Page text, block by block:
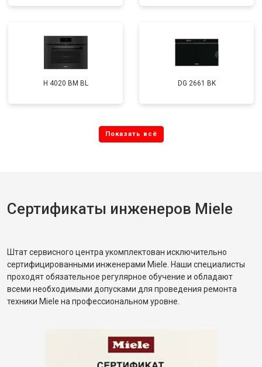
H 4020 BM BL DG 2661 BK
Сертификаты инженеров Miele
Штат сервисного центра укомплектован исключительно
сертифицированными инженерами Miele. Наши специалисты
проходят обязательное регулярное обучение и обладают
всеми необходимыми допусками для проведения ремонта
техники Miele на профессиональном уровне.